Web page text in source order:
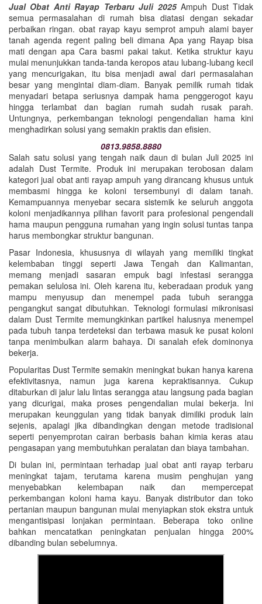
Jual Obat Anti Rayap Terbaru Juli 2025Ampuh Dust Tidak
semua permasalahan di rumah bisa diatasi dengan sekadar
perbaikan ringan. obat rayap kayu semprot ampuh alami bayer
tanah agenda regent paling beli dimana Apa yang Rayap bisa
mati dengan apa Cara basmi pakai takut. Ketika struktur kayu
mulai menunjukkan tanda-tanda keropos atau lubang-lubang kecil
yang mencurigakan, itu bisa menjadi awal dari permasalahan
besar yang mengintai diam-diam. Banyak pemilik rumah tidak
menyadari betapa seriusnya dampak hama penggerogot kayu
hingga terlambat dan bagian rumah sudah rusak parah.
Untungnya, perkembangan teknologi pengendalian hama kini
menghadirkan solusi yang semakin praktis dan efisien.
0813.9858.8880
Salah satu solusi yang tengah naik daun di bulan Juli 2025 ini
adalah Dust Termite. Produk ini merupakan terobosan dalam
kategori jual obat anti rayap ampuh yang dirancang khusus untuk
membasmi hingga ke koloni tersembunyi di dalam tanah.
Kemampuannya menyebar secara sistemik ke seluruh anggota
koloni menjadikannya pilihan favorit para profesional pengendali
hama maupun pengguna rumahan yang ingin solusi tuntas tanpa
harus membongkar struktur bangunan.
Pasar Indonesia, khususnya di wilayah yang memiliki tingkat
kelembaban tinggi seperti Jawa Tengah dan Kalimantan,
memang menjadi sasaran empuk bagi infestasi serangga
pemakan selulosa ini. Oleh karena itu, keberadaan produk yang
mampu menyusup dan menempel pada tubuh serangga
pengangkut sangat dibutuhkan. Teknologi formulasi mikronisasi
dalam Dust Termite memungkinkan partikel halusnya menempel
pada tubuh tanpa terdeteksi dan terbawa masuk ke pusat koloni
tanpa menimbulkan alarm bahaya. Di sanalah efek dominonya
bekerja.
Popularitas Dust Termite semakin meningkat bukan hanya karena
efektivitasnya, namun juga karena kepraktisannya. Cukup
ditaburkan di jalur lalu lintas serangga atau langsung pada bagian
yang dicurigai, maka proses pengendalian mulai bekerja. Ini
merupakan keunggulan yang tidak banyak dimiliki produk lain
sejenis, apalagi jika dibandingkan dengan metode tradisional
seperti penyemprotan cairan berbasis bahan kimia keras atau
pengasapan yang membutuhkan peralatan dan biaya tambahan.
Di bulan ini, permintaan terhadap jual obat anti rayap terbaru
meningkat tajam, terutama karena musim penghujan yang
menyebabkan kelembapan naik dan mempercepat
perkembangan koloni hama kayu. Banyak distributor dan toko
pertanian maupun bangunan mulai menyiapkan stok ekstra untuk
mengantisipasi lonjakan permintaan. Beberapa toko online
bahkan mencatatkan peningkatan penjualan hingga 200%
dibanding bulan sebelumnya.